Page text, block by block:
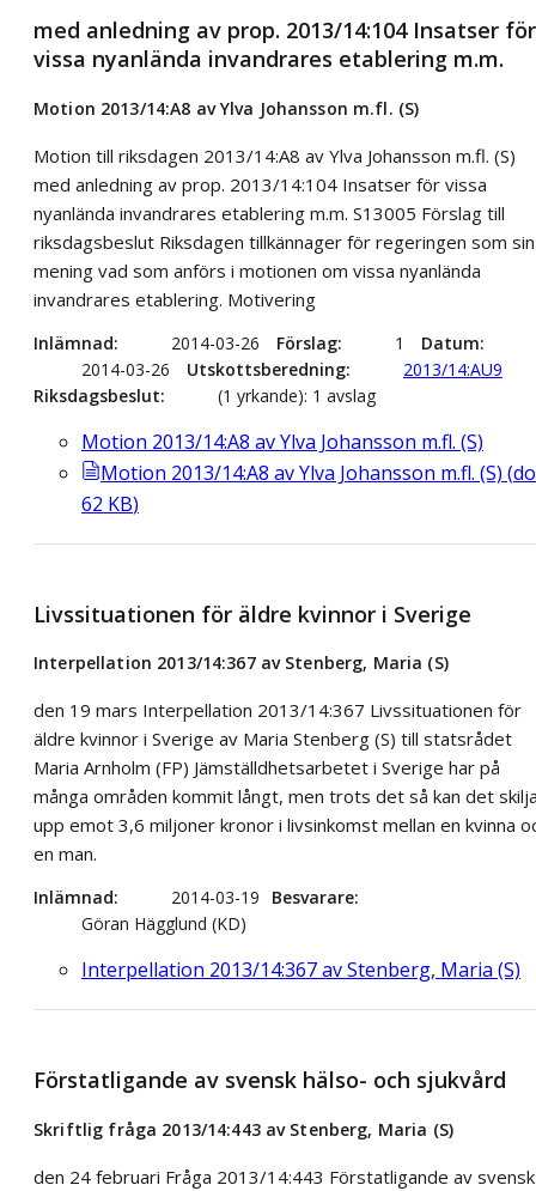
med anledning av prop. 2013/14:104 Insatser för
vissa nyanlända invandrares etablering m.m.
Motion 2013/14:A8 av Ylva Johansson m.fl. (S)
Motion till riksdagen 2013/14:A8 av Ylva Johansson m.fl. (S)
med anledning av prop. 2013/14:104 Insatser för vissa
nyanlända invandrares etablering m.m. S13005 Förslag till
riksdagsbeslut Riksdagen tillkännager för regeringen som sin
mening vad som anförs i motionen om vissa nyanlända
invandrares etablering. Motivering
Inlämnad 2014-03-26 Förslag 1
Datum
2014-03-26
Utskottsberedning
2013/14:AU9
Riksdagsbeslut
(1 yrkande): 1 avslag
Motion 2013/14:A8 av Ylva Johansson m.fl. (S)
Motion 2013/14:A8 av Ylva Johansson m.fl. (S) (
62 KB)
Livssituationen för äldre kvinnor i Sverige
Interpellation 2013/14:367 av Stenberg, Maria (S)
den 19 mars Interpellation 2013/14:367 Livssituationen för
äldre kvinnor i Sverige av Maria Stenberg (S) till statsrådet
Maria Arnholm (FP) Jämställdhetsarbetet i Sverige har på
många områden kommit långt, men trots det så kan det
upp emot 3,6 miljoner kronor i livsinkomst mellan en kvinna
en man.
Inlämnad 2014-03-19
Besvarare
Göran Hägglund (KD)
Interpellation 2013/14:367 av Stenberg, Maria (S)
Förstatligande av svensk hälso- och sjukvård
Skriftlig fråga 2013/14:443 av Stenberg, Maria (S)
den 24 februari Fråga 2013/14:443 Förstatligande av svensk